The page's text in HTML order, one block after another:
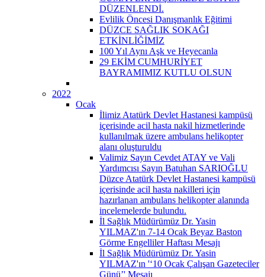
DÜZENLENDİ.
Evlilik Öncesi Danışmanlık Eğitimi
DÜZCE SAĞLIK SOKAĞI
ETKİNLİĞİMİZ
100 Yıl Aynı Aşk ve Heyecanla
29 EKİM CUMHURİYET
BAYRAMIMIZ KUTLU OLSUN
2022
Ocak
İlimiz Atatürk Devlet Hastanesi kampüsü
içerisinde acil hasta nakil hizmetlerinde
kullanılmak üzere ambulans helikopter
alanı oluşturuldu
Valimiz Sayın Cevdet ATAY ve Vali
Yardımcısı Sayın Batuhan SARIOĞLU
Düzce Atatürk Devlet Hastanesi kampüsü
içerisinde acil hasta nakilleri için
hazırlanan ambulans helikopter alanında
incelemelerde bulundu.
İl Sağlık Müdürümüz Dr. Yasin
YILMAZ'ın 7-14 Ocak Beyaz Baston
Görme Engelliler Haftası Mesajı
İl Sağlık Müdürümüz Dr. Yasin
YILMAZ'ın '‘10 Ocak Çalışan Gazeteciler
Günü’' Mesajı